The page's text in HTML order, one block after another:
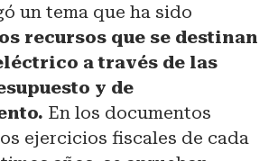
un tema que ha sido
recursos que se destinan
a través de las
y de
En los documentos
ejercicios fiscales de cada